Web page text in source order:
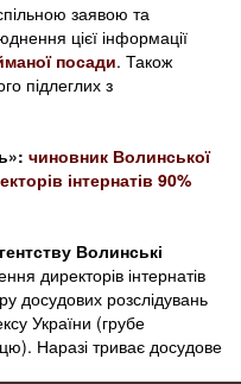
заявою та
цієї інформації
посади. Також
підлеглих з
чиновник Волинської
інтернатів 90%
Волинські
директорів інтернатів
досудових розслідувань
України (грубе
Наразі триває досудове